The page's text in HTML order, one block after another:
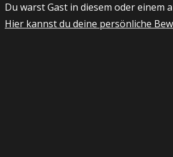
Du warst Gast in diesem oder einem
Hier kannst du deine persönliche